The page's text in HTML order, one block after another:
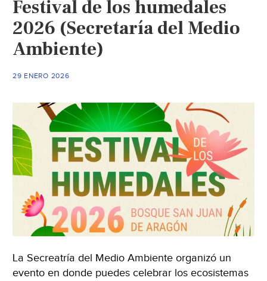
Festival de los humedales
2026 (Secretaría del Medio
Ambiente)
29 ENERO 2026
La Secreatría del Medio Ambiente organizó un
evento en donde puedes celebrar los ecosistemas